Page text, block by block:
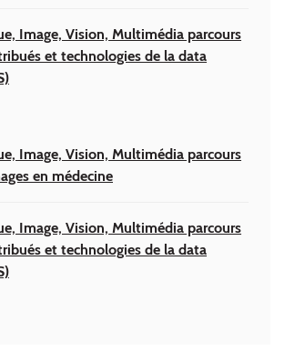
Image, Vision, Multimédia parcours
et technologies de la data
Image, Vision, Multimédia parcours
en médecine
Image, Vision, Multimédia parcours
et technologies de la data